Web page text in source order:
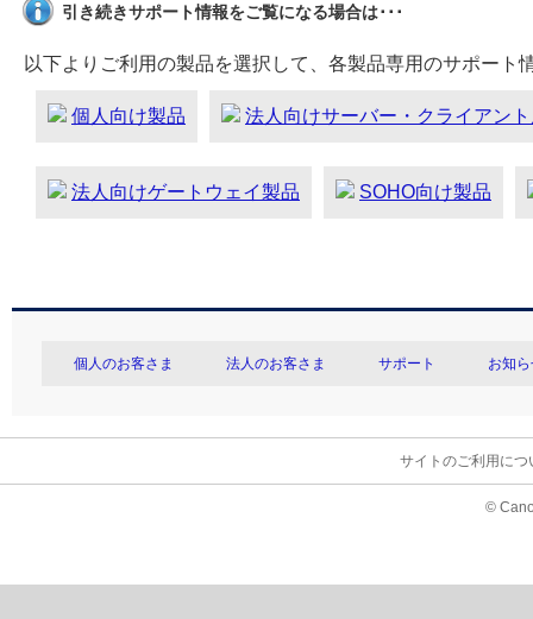
引き続きサポート情報をご覧になる場合は･･･
以下よりご利用の製品を選択して、各製品専用のサポート
個人向け製品 法人向けサーバー・クライアン
法人向けゲートウェイ製品 SOHO向け製品
個人のお客さま 法人のお客さま サポート お知
サイトのご利用につ
©